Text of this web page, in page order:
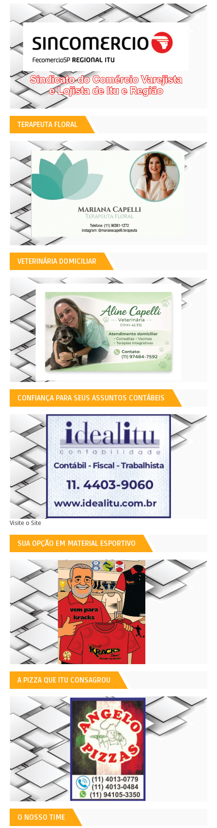
TERAPEUTA FLORAL
VETERINÁRIA DOMICILIAR
CONFIANÇA PARA SEUS ASSUNTOS CONTÁBEIS
Visite o Site
SUA OPÇÃO EM MATERIAL ESPORTIVO
A PIZZA QUE ITU CONSAGROU
O NOSSO TIME